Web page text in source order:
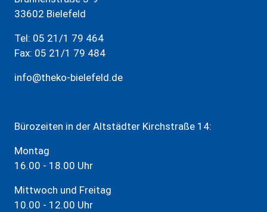
33602 Bielefeld
Tel: 05 21/1 79 464
Fax: 05 21/1 79 484
info@theko-bielefeld.de
Bürozeiten in der Altstädter Kirchstraße 14:
Montag
16.00 - 18.00 Uhr
Mittwoch und Freitag
10.00 - 12.00 Uhr